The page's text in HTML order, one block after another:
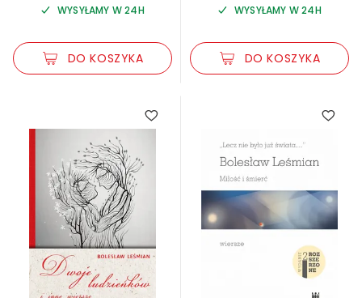
WYSYŁAMY W 24H
DO KOSZYKA
WYSYŁAMY W 24H
DO KOSZYKA